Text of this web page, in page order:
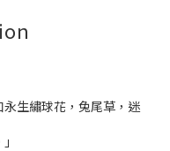
永生繡球花，兔尾草，迷